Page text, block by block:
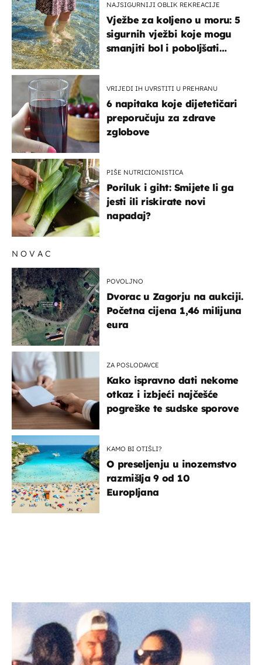
NAJSIGURNIJI OBLIK REKREACIJE
Vježbe za koljeno u moru: 5
sigurnih vježbi koje mogu
smanjiti bol i poboljšati
VRIJEDI IH UVRSTITI U PREHRANU
6 napitaka koje dijetetičari
preporučuju za zdrave
zglobove
PIŠE NUTRICIONISTICA
Poriluk i giht: Smijete li ga
jesti ili riskirate novi
napadaj?
NOVAC
POVOLJNO
Dvorac u Zagorju na aukciji.
Početna cijena 1,46 milijuna
eura
ZA POSLODAVCE
Kako ispravno dati nekome
otkaz i izbjeći najčešće
pogreške te sudske sporove
KAMO BI OTIŠLI?
O preseljenju u inozemstvo
razmišlja 9 od 10
Europljana